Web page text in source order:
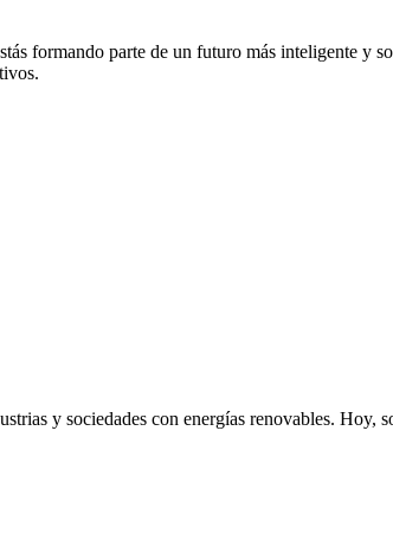
formando parte de un futuro más inteligente y
y sociedades con energías renovables. Hoy,